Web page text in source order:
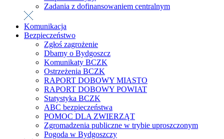
Zadania z dofinansowaniem centralnym
Komunikacja
Bezpieczeństwo
Zgłoś zagrożenie
Dbamy o Bydgoszcz
Komunikaty BCZK
Ostrzeżenia BCZK
RAPORT DOBOWY MIASTO
RAPORT DOBOWY POWIAT
Statystyka BCZK
ABC bezpieczeństwa
POMOC DLA ZWIERZĄT
Zgromadzenia publiczne w trybie uproszczonym
Pogoda w Bydgoszczy